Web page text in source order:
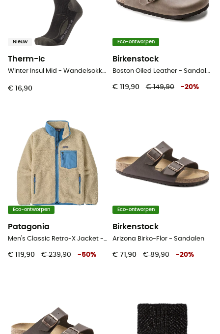
Nieuw
Therm-Ic
Winter Insul Mid - Wandelsokken
€ 16,90
Eco-ontworpen
Birkenstock
Boston Oiled Leather - Sandalen
€ 119,90 € 149,90 -20%
Eco-ontworpen
Patagonia
Men's Classic Retro-X Jacket - Fleecevest - Heren
€ 119,90 € 239,90 -50%
Eco-ontworpen
Birkenstock
Arizona Birko-Flor - Sandalen
€ 71,90 € 89,90 -20%